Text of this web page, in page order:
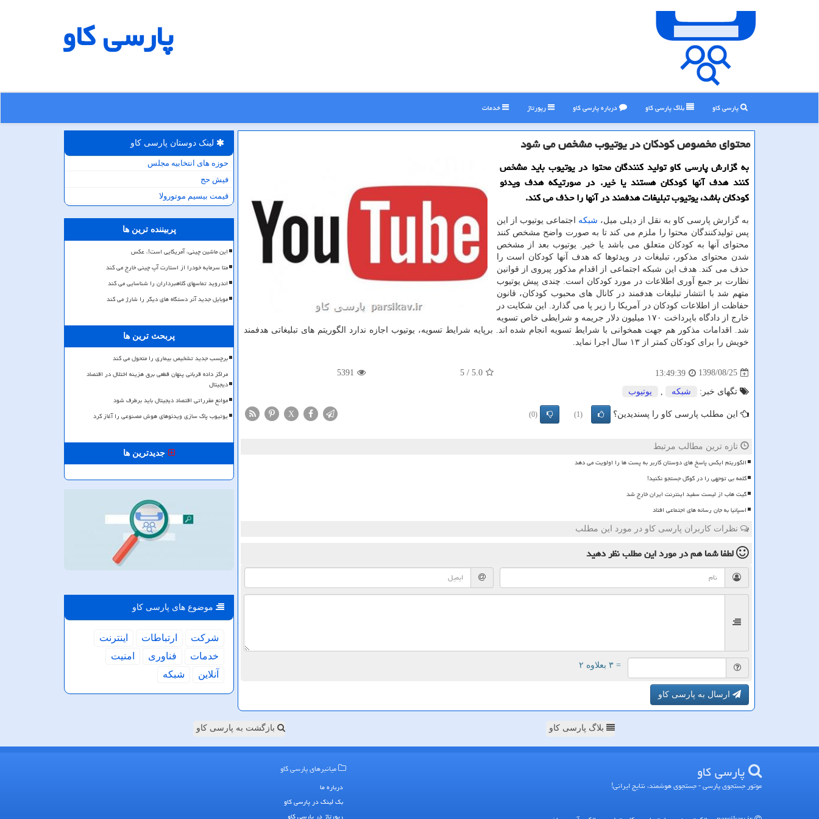
پارسی كاو
پارسی کاو بلاگ پارسی كاو درباره پارسی كاو رپورتاژ خدمات
محتوای مخصوص كودكان در یوتیوب مشخص می شود
به گزارش پارسی كاو تولید كنندگان محتوا در یوتیوب باید مشخص
كنند هدف آنها كودكان هستند یا خیر. در صورتیكه هدف ویدئو
كودكان باشد، یوتیوب تبلیغات هدفمند در آنها را حذف می كند.
به گزارش پارسی كاو به نقل از دیلی میل، شبكه اجتماعی یوتیوب از این
پس تولیدكنندگان محتوا را ملزم می كند تا به صورت واضح مشخص كنند
محتوای آنها به كودكان متعلق می باشد یا خیر. یوتیوب بعد از مشخص
شدن محتوای مذكور، تبلیغات در ویدئوها كه هدف آنها كودكان است را
حذف می كند. هدف این شبكه اجتماعی از اقدام مذكور پیروی از قوانین
نظارت بر جمع آوری اطلاعات در مورد كودكان است. چندی پیش یوتیوب
متهم شد با انتشار تبلیغات هدفمند در كانال های محبوب كودكان، قانون
حفاظت از اطلاعات كودكان در آمریكا را زیر پا می گذارد. این شكایت در
خارج از دادگاه باپرداخت ۱۷۰ میلیون دلار جریمه و شرایطی خاص تسویه
شد. اقدامات مذكور هم جهت همخوانی با شرایط تسویه انجام شده اند. برپایه شرایط تسویه، یوتیوب اجازه ندارد الگوریتم های تبلیغاتی هدفمند
خویش را برای كودكان كمتر از ۱۳ سال اجرا نماید.
1398/08/25
13:49:39
5.0
/ 5
5391
تگهای خبر: شبكه یوتیوب
این مطلب پارسی کاو را پسندیدین؟ (1)
(0)
X
تازه ترین مطالب مرتبط
الگوریتم ایکس پاسخ های دوستان کاربر به پست ها را اولویت می دهد
کلمه بی توجهی را در گوگل جستجو نکنید!
گیت هاب از لیست سفید اینترنت ایران خارج شد
اسپانیا به جان رسانه های اجتماعی افتاد
نظرات کاربران پارسی کاو در مورد این مطلب
لطفا شما همدر مورد این مطلبنظر دهید
= ۳ بعلاوه ۲
ارسال به پارسی کاو
لینک دوستان پارسی كاو
حوزه های انتخابیه مجلس
فیش حج
قیمت بیسیم موتورولا
پربیننده ترین ها
این ماشین چینی، آمریکایی است!، عکس
متا سرمایه خودرا از استارت آپ چینی خارج می کند
اندروید تماسهای کلاهبرداران را شناسایی می کند
موبایل جدید آنر دستگاه های دیگر را شارژ می کند
پربحث ترین ها
برچسب جدید تشخیص بیماری را متحول می کند
مراکز داده قربانی پنهان قطعی برق هزینه اختلال در اقتصاد
دیجیتال
موانع مقرراتی اقتصاد دیجیتال باید برطرف شود
یوتیوب پاک سازی ویدئوهای هوش مصنوعی را آغاز کرد
جدیدترین ها
موضوع های پارسی كاو
شركت ارتباطات
اینترنت
خدمات
فناوری
امنیت
آنلاین
شبكه
بلاگ پارسی کاو بازگشت به پارسی کاو
پارسی كاو
موتور جستجوی پارسی - جستجوی هوشمند، نتایج ایرانی!
میانبرهای پارسی كاو
درباره ما
بک لینک در پارسی كاو
رپورتاژ در پارسی كاو